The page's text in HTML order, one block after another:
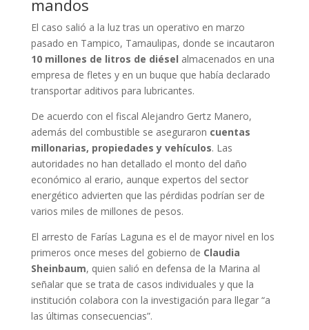
mandos
El caso salió a la luz tras un operativo en marzo
pasado en Tampico, Tamaulipas, donde se incautaron
10 millones de litros de diésel almacenados en una
empresa de fletes y en un buque que había declarado
transportar aditivos para lubricantes.
De acuerdo con el fiscal Alejandro Gertz Manero,
además del combustible se aseguraron cuentas
millonarias, propiedades y vehículos. Las
autoridades no han detallado el monto del daño
económico al erario, aunque expertos del sector
energético advierten que las pérdidas podrían ser de
varios miles de millones de pesos.
El arresto de Farías Laguna es el de mayor nivel en los
primeros once meses del gobierno de Claudia
Sheinbaum, quien salió en defensa de la Marina al
señalar que se trata de casos individuales y que la
institución colabora con la investigación para llegar “a
las últimas consecuencias”.